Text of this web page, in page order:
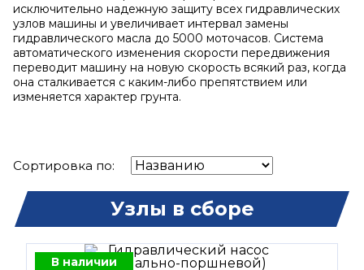
исключительно надежную защиту всех гидравлических
узлов машины и увеличивает интервал замены
гидравлического масла до 5000 моточасов. Система
автоматического изменения скорости передвижения
переводит машину на новую скорость всякий раз, когда
она сталкивается с каким-либо препятствием или
изменяется характер грунта.
Сортировка по:
Узлы в сборе
В наличии